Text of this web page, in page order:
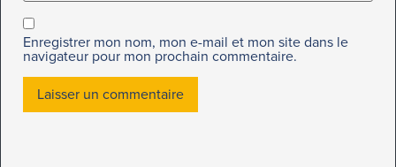
Enregistrer mon nom, mon e-mail et mon site dans le
navigateur pour mon prochain commentaire.